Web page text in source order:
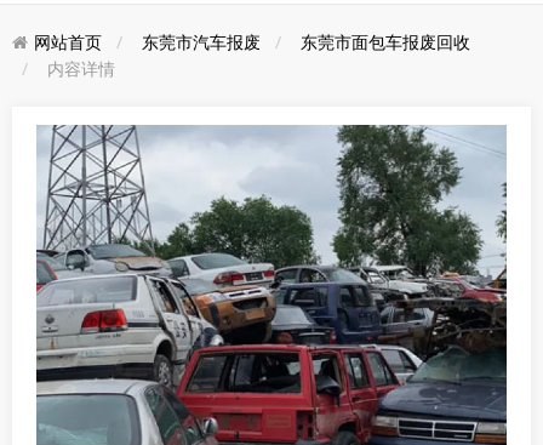
网站首页 东莞市汽车报废
东莞市面包车报废回收
内容详情